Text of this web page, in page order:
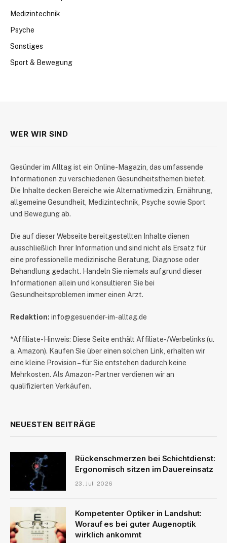
Medizintechnik
Psyche
Sonstiges
Sport & Bewegung
WER WIR SIND
​Gesünder im Alltag ist ein Online-Magazin, das umfassende
Informationen zu verschiedenen Gesundheitsthemen bietet.
Die Inhalte decken Bereiche wie Alternativmedizin, Ernährung,
allgemeine Gesundheit, Medizintechnik, Psyche sowie Sport
und Bewegung ab.
Die auf dieser Webseite bereitgestellten Inhalte dienen
ausschließlich Ihrer Information und sind nicht als Ersatz für
eine professionelle medizinische Beratung, Diagnose oder
Behandlung gedacht. Handeln Sie niemals aufgrund dieser
Informationen allein und konsultieren Sie bei
Gesundheitsproblemen immer einen Arzt.
Redaktion: info@gesuender-im-alltag.de
*Affiliate-Hinweis: Diese Seite enthält Affiliate-/Werbelinks (u.
a. Amazon). Kaufen Sie über einen solchen Link, erhalten wir
eine kleine Provision – für Sie entstehen dadurch keine
Mehrkosten. Als Amazon-Partner verdienen wir an
qualifizierten Verkäufen.
NEUESTEN BEITRÄGE
Rückenschmerzen bei Schichtdienst:
Ergonomisch sitzen im Dauereinsatz
23. Juli 2026
Kompetenter Optiker in Landshut:
Worauf es bei guter Augenoptik
wirklich ankommt